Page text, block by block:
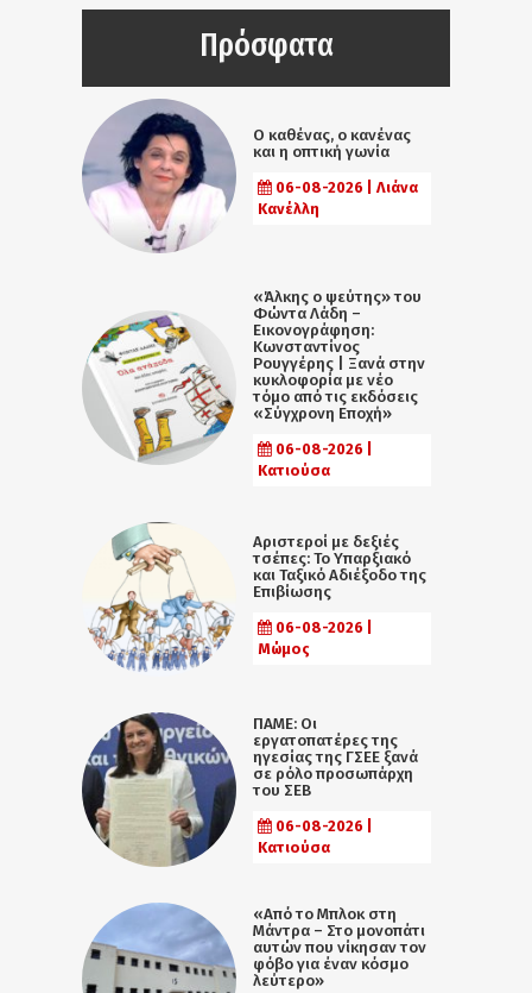
Πρόσφατα
Ο καθένας, ο κανένας
και η οπτική γωνία
06-08-2026 | Λιάνα
Κανέλλη
«Άλκης ο ψεύτης» του
Φώντα Λάδη –
Εικονογράφηση:
Κωνσταντίνος
Ρουγγέρης | Ξανά στην
κυκλοφορία με νέο
τόμο από τις εκδόσεις
«Σύγχρονη Εποχή»
06-08-2026 |
Κατιούσα
Αριστεροί με δεξιές
τσέπες: Το Υπαρξιακό
και Ταξικό Αδιέξοδο της
Επιβίωσης
06-08-2026 |
Μώμος
ΠΑΜΕ: Οι
εργατοπατέρες της
ηγεσίας της ΓΣΕΕ ξανά
σε ρόλο προσωπάρχη
του ΣΕΒ
06-08-2026 |
Κατιούσα
«Από το Μπλοκ στη
Μάντρα – Στο μονοπάτι
αυτών που νίκησαν τον
φόβο για έναν κόσμο
λεύτερο»